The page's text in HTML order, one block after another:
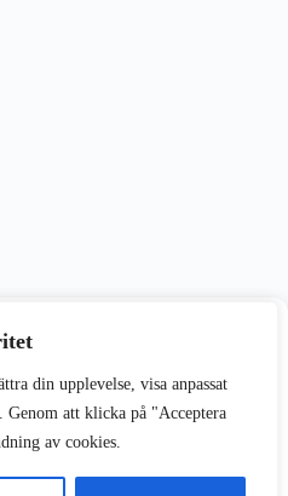
din upplevelse, visa anpassat
att klicka på "Acceptera
av cookies.
din upplevelse på vår webbplats.
alla